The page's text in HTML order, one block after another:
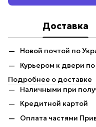
Доставка
Новой почтой по
Курьером к двери
Подробнее о доставке
Наличными при
Кредитной картой
Оплата частями